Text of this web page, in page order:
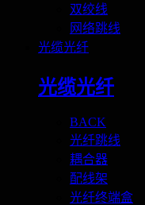
双绞线
网络跳线
光缆光纤
光缆光纤
BACK
光纤跳线
耦合器
配线架
光纤终端盒